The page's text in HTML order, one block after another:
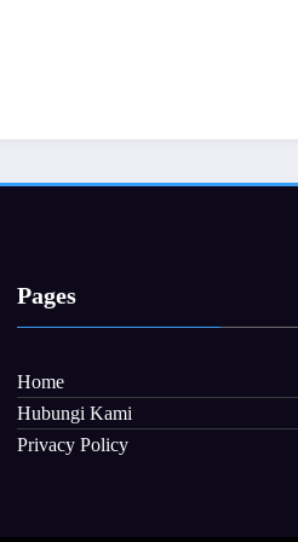
Pages
Home
Hubungi Kami
Privacy Policy